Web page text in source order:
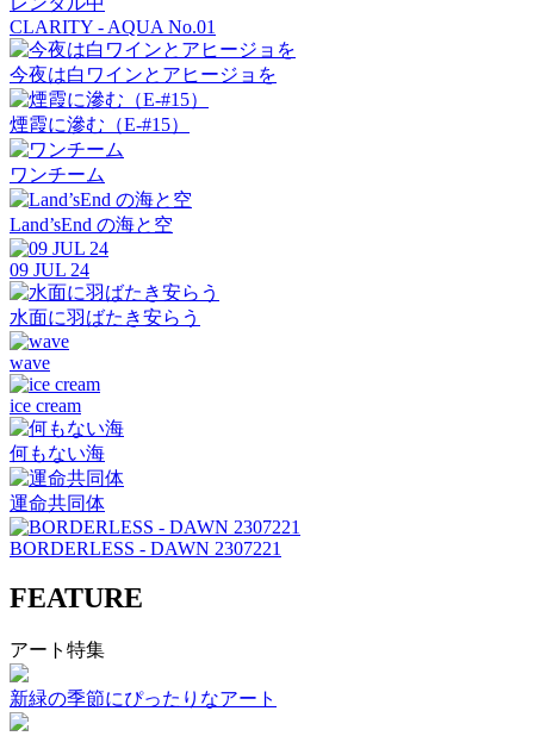
CLARITY - AQUA No.01
今夜は白ワインとアヒージョを
煙霞に滲む（E-#15）
ワンチーム
Land’sEnd の海と空
09 JUL 24
水面に羽ばたき安らう
wave
ice cream
何もない海
運命共同体
BORDERLESS - DAWN 2307221
FEATURE
アート特集
新緑の季節にぴったりなアート